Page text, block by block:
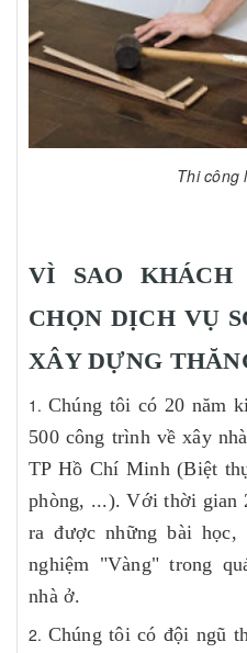
Thi công
VÌ SAO KHÁCH
CHỌN DỊCH VỤ
XÂY DỰNG
Chúng tôi có 20 năm
500 công trình về xây
TP Hồ Chí Minh (Biệt
phòng, ...). Với thời gian
ra được những bài
nghiệm "Vàng" trong
nhà ở.
Chúng tôi có đội ngũ